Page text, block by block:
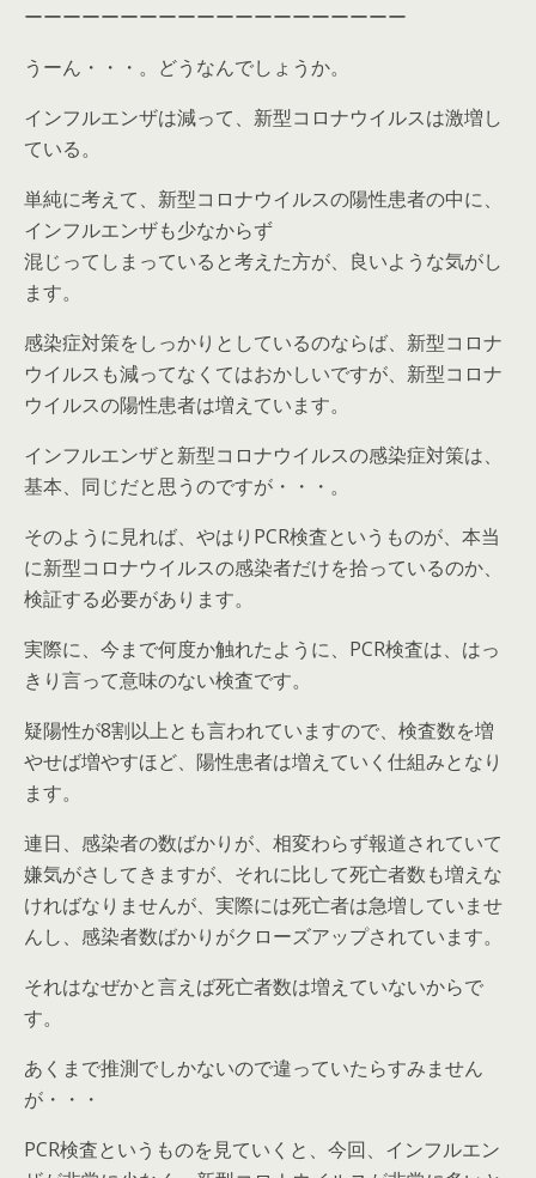
ーーーーーーーーーーーーーーーーーーーー
うーん・・・。どうなんでしょうか。
インフルエンザは減って、新型コロナウイルスは激増し
ている。
単純に考えて、新型コロナウイルスの陽性患者の中に、
インフルエンザも少なからず
混じってしまっていると考えた方が、良いような気がし
ます。
感染症対策をしっかりとしているのならば、新型コロナ
ウイルスも減ってなくてはおかしいですが、新型コロナ
ウイルスの陽性患者は増えています。
インフルエンザと新型コロナウイルスの感染症対策は、
基本、同じだと思うのですが・・・。
そのように見れば、やはりPCR検査というものが、本当
に新型コロナウイルスの感染者だけを拾っているのか、
検証する必要があります。
実際に、今まで何度か触れたように、PCR検査は、はっ
きり言って意味のない検査です。
疑陽性が8割以上とも言われていますので、検査数を増
やせば増やすほど、陽性患者は増えていく仕組みとなり
ます。
連日、感染者の数ばかりが、相変わらず報道されていて
嫌気がさしてきますが、それに比して死亡者数も増えな
ければなりませんが、実際には死亡者は急増していませ
んし、感染者数ばかりがクローズアップされています。
それはなぜかと言えば死亡者数は増えていないからで
す。
あくまで推測でしかないので違っていたらすみません
が・・・
PCR検査というものを見ていくと、今回、インフルエン